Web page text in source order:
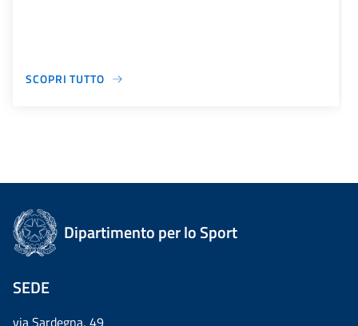
SCOPRI TUTTO
Dipartimento per lo Sport
SEDE